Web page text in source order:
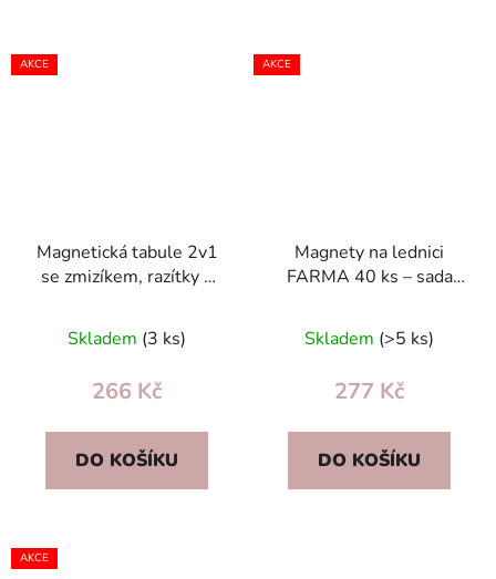
AKCE
Magnetická tabule 2v1
se zmizíkem, razítky a
přenosná pro děti 3+
Skladem (3 ks)
266 Kč
DO KOŠÍKU
AKCE
Magnety na lednici
FARMA 40 ks – sada
názvy, dětské vzdělávací
Skladem (>5 ks)
277 Kč
DO KOŠÍKU
AKCE